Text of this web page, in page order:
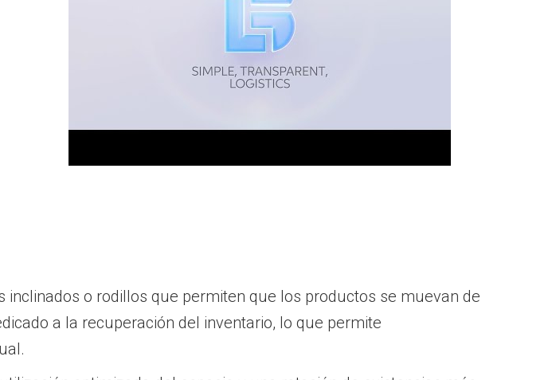
o rodillos que permiten que los productos se muevan de
a la recuperación del inventario, lo que permite